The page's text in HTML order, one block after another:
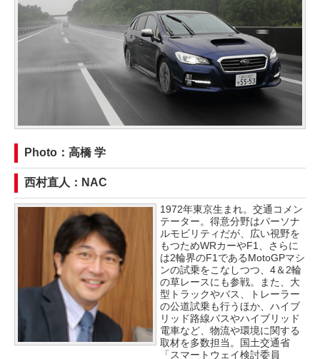
Photo：高橋 学
西村直人：NAC
1972年東京生まれ。交通コメン
テーター。得意分野はパーソナ
ルモビリティだが、広い視野を
もつためWRカーやF1、さらに
は2輪界のF1であるMotoGPマシ
ンの試乗をこなしつつ、4＆2輪
の草レースにも参戦。また、大
型トラックやバス、トレーラー
の公道試乗も行うほか、ハイブ
リッド路線バスやハイブリッド
電車など、物流や環境に関する
取材を多数担当。国土交通省
「スマートウェイ検討委員